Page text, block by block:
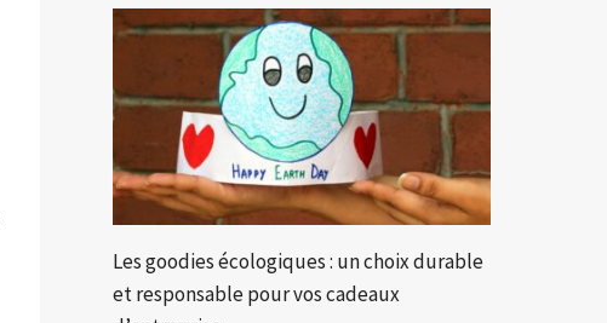
Les goodies écologiques : un choix durable
et responsable pour vos cadeaux